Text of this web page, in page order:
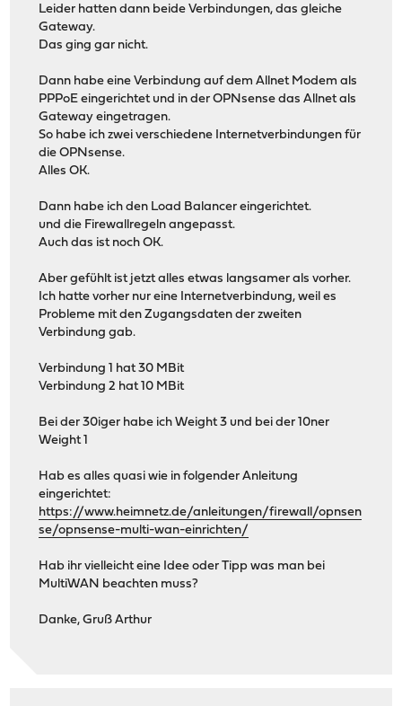
Leider hatten dann beide Verbindungen, das gleiche
Gateway.
Das ging gar nicht.
Dann habe eine Verbindung auf dem Allnet Modem als
PPPoE eingerichtet und in der OPNsense das Allnet als
Gateway eingetragen.
So habe ich zwei verschiedene Internetverbindungen für
die OPNsense.
Alles OK.
Dann habe ich den Load Balancer eingerichtet.
und die Firewallregeln angepasst.
Auch das ist noch OK.
Aber gefühlt ist jetzt alles etwas langsamer als vorher.
Ich hatte vorher nur eine Internetverbindung, weil es
Probleme mit den Zugangsdaten der zweiten
Verbindung gab.
Verbindung 1 hat 30 MBit
Verbindung 2 hat 10 MBit
Bei der 30iger habe ich Weight 3 und bei der 10ner
Weight 1
Hab es alles quasi wie in folgender Anleitung
eingerichtet:
https://www.heimnetz.de/anleitungen/firewall/opnsen
se/opnsense-multi-wan-einrichten/
Hab ihr vielleicht eine Idee oder Tipp was man bei
MultiWAN beachten muss?
Danke, Gruß Arthur